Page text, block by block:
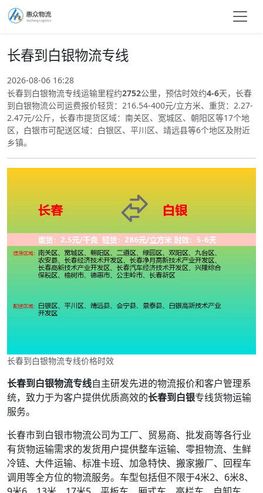
长春到白银物流专线
2026-08-06 16:28
长春到白银物流专线运输里程约2752公里，预估时效约4-6天，长春
到白银物流公司运费报价轻货：216.54-400元/立方米、重货：2.27-
2.47元/公斤，长春市提货区域：南关区、宽城区、朝阳区等17个地
区，白银市可配送区域：白银区、平川区、靖远县等6个地区及附近
乡镇。
长春到白银物流专线价格时效
长春到白银物流专线自主研发先进的物流报价和客户管理系
统，致力于为客户提供优质高效的长春到白银专线货物运输
服务。
长春市到白银市物流公司为工厂、贸易商、批发商等各行业
有货物运输需求的发货用户提供整车运输、零担物流、生鲜
冷链、大件运输、标准卡班、加急特快、搬家搬厂、回程车
调用等全方位的物流服务。车型包括但不限于4米2、6米8、